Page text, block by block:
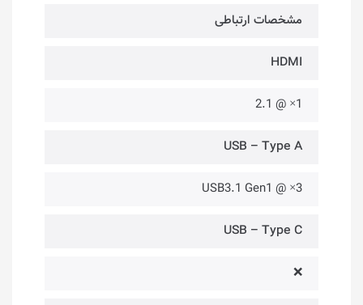
مشخصات ارتباطی
HDMI
1× @ 2.1
USB – Type A
3× @ USB3.1 Gen1
USB – Type C
❌